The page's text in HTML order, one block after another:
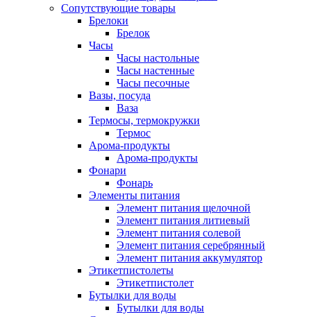
Сопутствующие товары
Брелоки
Брелок
Часы
Часы настольные
Часы настенные
Часы песочные
Вазы, посуда
Ваза
Термосы, термокружки
Термос
Арома-продукты
Арома-продукты
Фонари
Фонарь
Элементы питания
Элемент питания щелочной
Элемент питания литиевый
Элемент питания солевой
Элемент питания серебрянный
Элемент питания аккумулятор
Этикетпистолеты
Этикетпистолет
Бутылки для воды
Бутылки для воды